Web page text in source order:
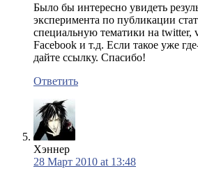
Было бы интересно увидеть
эксперимента по публикации
специальную тематики на
Facebook и т.д. Если такое уже
дайте ссылку. Спасибо!
Ответить
Хэннер
28 Март 2010 at 13:48